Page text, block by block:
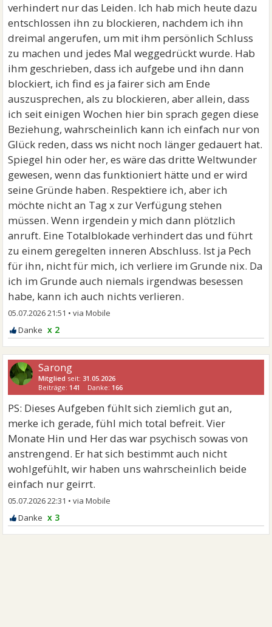
verhindert nur das Leiden. Ich hab mich heute dazu
entschlossen ihn zu blockieren, nachdem ich ihn
dreimal angerufen, um mit ihm persönlich Schluss
zu machen und jedes Mal weggedrückt wurde. Hab
ihm geschrieben, dass ich aufgebe und ihn dann
blockiert, ich find es ja fairer sich am Ende
auszusprechen, als zu blockieren, aber allein, dass
ich seit einigen Wochen hier bin sprach gegen diese
Beziehung, wahrscheinlich kann ich einfach nur von
Glück reden, dass ws nicht noch länger gedauert hat.
Spiegel hin oder her, es wäre das dritte Weltwunder
gewesen, wenn das funktioniert hätte und er wird
seine Gründe haben. Respektiere ich, aber ich
möchte nicht an Tag x zur Verfügung stehen
müssen. Wenn irgendein y mich dann plötzlich
anruft. Eine Totalblokade verhindert das und führt
zu einem geregelten inneren Abschluss. Ist ja Pech
für ihn, nicht für mich, ich verliere im Grunde nix. Da
ich im Grunde auch niemals irgendwas besessen
habe, kann ich auch nichts verlieren.
05.07.2026 21:51 •
x 2
Sarong
Mitglied seit:31.05.2026
Beiträge: 141 Danke: 166
PS: Dieses Aufgeben fühlt sich ziemlich gut an,
merke ich gerade, fühl mich total befreit. Vier
Monate Hin und Her das war psychisch sowas von
anstrengend. Er hat sich bestimmt auch nicht
wohlgefühlt, wir haben uns wahrscheinlich beide
einfach nur geirrt.
05.07.2026 22:31 •
x 3